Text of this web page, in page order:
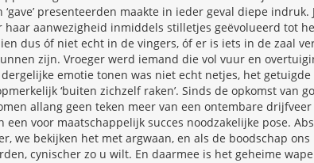
presenteerden maakte in ieder geval diepe
haar aanwezigheid inmiddels stilletjes geëvolueerd tot
dus óf niet echt in de vingers, óf er is iets in de zaal
zijn. Vroeger werd iemand die vol vuur en
emotie tonen was niet echt netjes, het
‘buiten zichzelf raken’. Sinds de opkomst van
allang geen teken meer van een ontembare
een voor maatschappelijk succes noodzakelijke pose.
we bekijken het met argwaan, en als de boodschap
cynischer zo u wilt. En daarmee is het geheime